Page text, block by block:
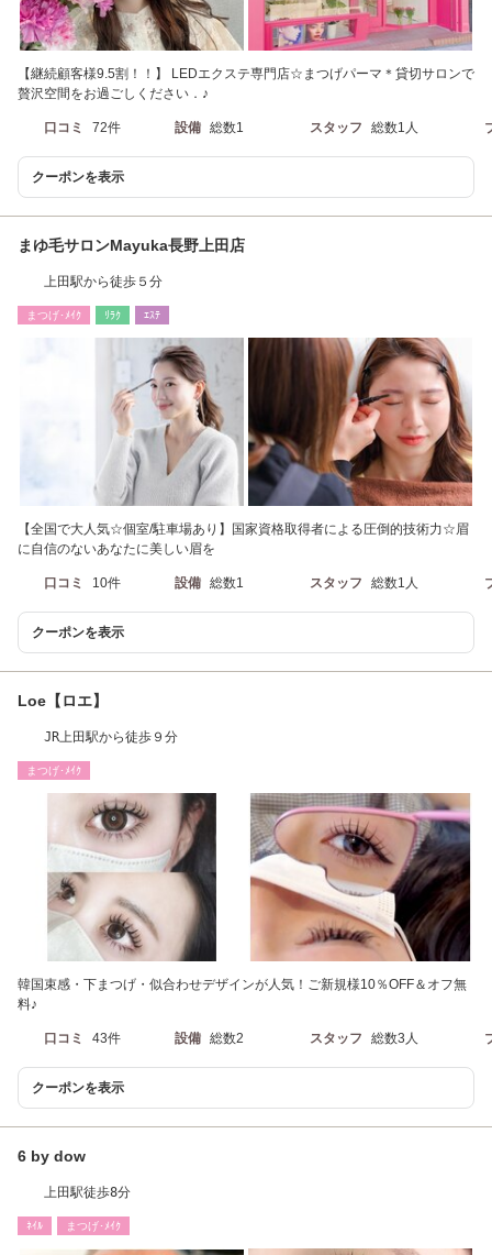
【継続顧客様9.5割！！】 LEDエクステ専門店☆まつげパーマ＊貸切サロンで
贅沢空間をお過ごしください．♪
口コミ 72件 設備 総数1 スタッフ 総数1人
クーポンを表示
まゆ毛サロンMayuka長野上田店
上田駅から徒歩５分
まつげ･ﾒｲｸ ﾘﾗｸ ｴｽﾃ
【全国で大人気☆個室/駐車場あり】国家資格取得者による圧倒的技術力☆眉
に自信のないあなたに美しい眉を
口コミ 10件 設備 総数1 スタッフ 総数1人
クーポンを表示
Loe【ロエ】
JR上田駅から徒歩９分
まつげ･ﾒｲｸ
韓国束感・下まつげ・似合わせデザインが人気！ご新規様10％OFF＆オフ無
料♪
口コミ 43件 設備 総数2 スタッフ 総数3人
クーポンを表示
6 by dow
上田駅徒歩8分
ﾈｲﾙ まつげ･ﾒｲｸ